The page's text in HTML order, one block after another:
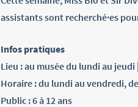
assistants sont recherché·es
Infos pratiques
Lieu : au musée du lundi au
Horaire : du lundi au vendredi,
Public : 6 à 12 ans